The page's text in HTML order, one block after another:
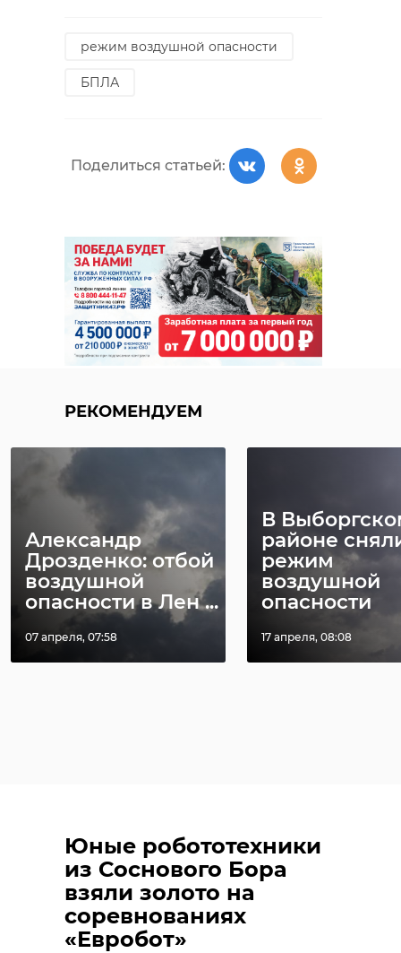
режим воздушной опасности
БПЛА
Поделиться статьей:
РЕКОМЕНДУЕМ
Александр
Дрозденко: отбой
воздушной
опасности в Лен ...
07 апреля, 07:58
В
районе
режим
воздушной
опасности
17 апреля, 08:08
Юные робототехники
из Соснового Бора
взяли золото на
соревнованиях
«Евробот»